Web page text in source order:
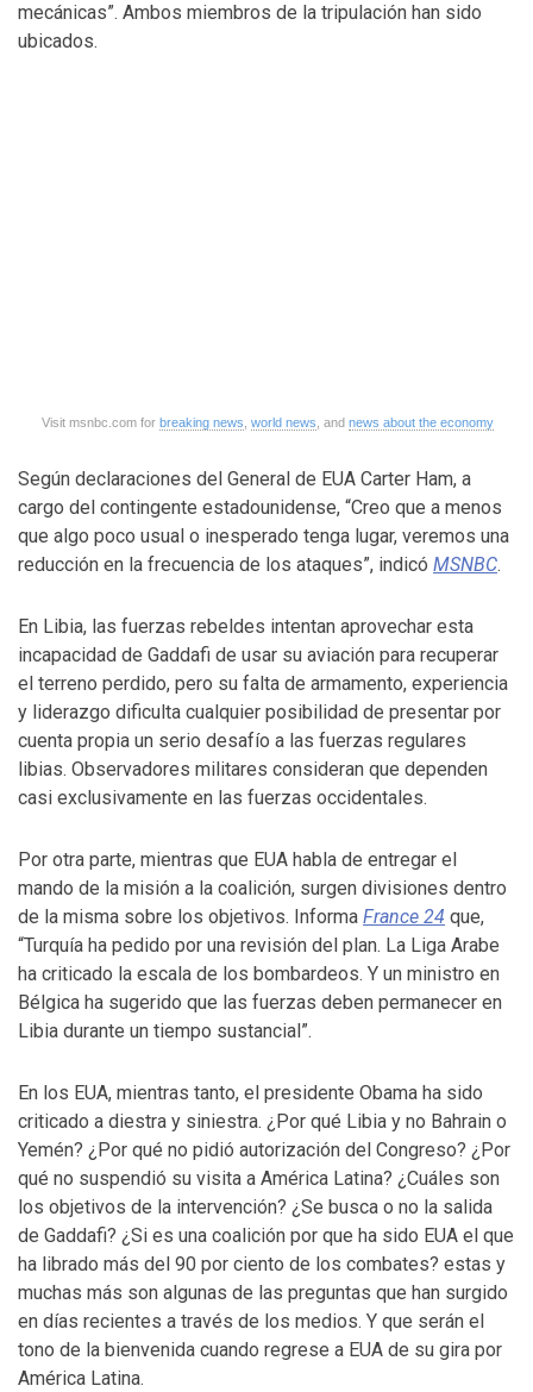
mecánicas”. Ambos miembros de la tripulación han sido
ubicados.
Visit msnbc.com for breaking news world news , and news about the economy
Según declaraciones del General de EUA Carter Ham, a
cargo del contingente estadounidense, “Creo que a menos
que algo poco usual o inesperado tenga lugar, veremos una
reducción en la frecuencia de los ataques”, indicó MSNBC.
En Libia, las fuerzas rebeldes intentan aprovechar esta
incapacidad de Gaddafi de usar su aviación para recuperar
el terreno perdido, pero su falta de armamento, experiencia
y liderazgo dificulta cualquier posibilidad de presentar por
cuenta propia un serio desafío a las fuerzas regulares
libias. Observadores militares consideran que dependen
casi exclusivamente en las fuerzas occidentales.
Por otra parte, mientras que EUA habla de entregar el
mando de la misión a la coalición, surgen divisiones dentro
de la misma sobre los objetivos. Informa France 24 que,
“Turquía ha pedido por una revisión del plan. La Liga Arabe
ha criticado la escala de los bombardeos. Y un ministro en
Bélgica ha sugerido que las fuerzas deben permanecer en
Libia durante un tiempo sustancial”.
En los EUA, mientras tanto, el presidente Obama ha sido
criticado a diestra y siniestra. ¿Por qué Libia y no Bahrain o
Yemén? ¿Por qué no pidió autorización del Congreso? ¿Por
qué no suspendió su visita a América Latina? ¿Cuáles son
los objetivos de la intervención? ¿Se busca o no la salida
de Gaddafi? ¿Si es una coalición por que ha sido EUA el que
ha librado más del 90 por ciento de los combates? estas y
muchas más son algunas de las preguntas que han surgido
en días recientes a través de los medios. Y que serán el
tono de la bienvenida cuando regrese a EUA de su gira por
América Latina.